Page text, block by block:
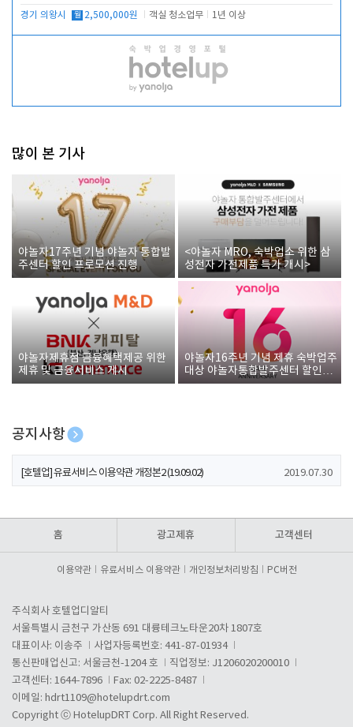
경기 의왕시 월 2,500,000원 객실 청소업무 1년 이상
많이 본 기사
야놀자17주년 기념 야놀자 통합발
주센터 할인 프로모션 진행
<야놀자 MRO, 숙박업소 위한 삼
성전자 가전제품 특가 개시>
야놀자제휴점 금융혜택제공 위한
제휴 및 금융서비스 게시
야놀자16주년 기념 제휴 숙박업주
대상 야놀자통합발주센터 할인쿠
폰 증정
공지사항
[호텔업] 개인정보 처리방침 개정본1 (19.09.02)
[호텔업] 유료서비스 이용약관 개정본2 (19.09.02) 2019.07.30
홈 광고제휴 고객센터
이용약관 유료서비스 이용약관 개인정보처리방침 PC버전
주식회사 호텔업디알티
서울특별시 금천구 가산동 691 대륭테크노타운20차 1807호
대표이사: 이송주
사업자등록번호: 441-87-01934
통신판매업신고: 서울금천-1204 호
직업정보: J1206020200010
고객센터: 1644-7896
Fax: 02-2225-8487
이메일: hdrt1109@hotelupdrt.com
Copyright ⓒ HotelupDRT Corp. All Right Reserved.